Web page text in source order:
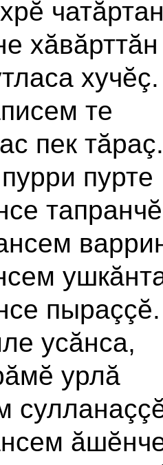
хăвăрттăн
хучĕç.
те
пек тăраç.
пурте
пыраççĕ.
усăнса,
урлă